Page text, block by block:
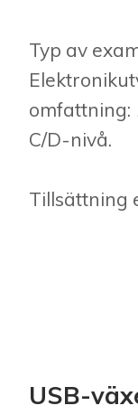
Typ av
omfattning:
C/D-nivå.
Tillsättning
USB-